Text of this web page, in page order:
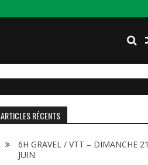
ARTICLES RÉCENTS
6H GRAVEL / VTT – DIMANCHE 21
JUIN